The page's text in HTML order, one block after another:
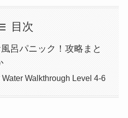
目次
呂パニック！攻略まと
Water Walkthrough Level 4-6